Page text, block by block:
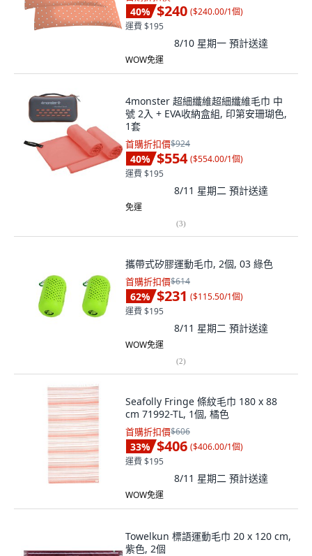
40% $240 ($240.00/1個)
運費 $195
8/10 星期一 預計送達
WOW免運
4monster 超細纖維超細纖維毛巾 中
號 2入 + EVA收納盒組, 印第安珊瑚色,
1套
首購折扣價$924
40% $554 ($554.00/1個)
運費 $195
8/11 星期二 預計送達
免運
(3)
攜帶式矽膠運動毛巾, 2個, 03 綠色
首購折扣價$614
62% $231 ($115.50/1個)
運費 $195
8/11 星期二 預計送達
WOW免運
(2)
Seafolly Fringe 條紋毛巾 180 x 88
cm 71992-TL, 1個, 橘色
首購折扣價$606
33% $406 ($406.00/1個)
運費 $195
8/11 星期二 預計送達
WOW免運
Towelkun 標語運動毛巾 20 x 120 cm,
紫色, 2個